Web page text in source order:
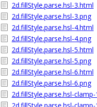
2d.fillStyle.parse.hsl-3.html
2d.fillStyle.parse.hsl-3.png
2d.fillStyle.parse.hsl-4.html
2d.fillStyle.parse.hsl-4.png
2d.fillStyle.parse.hsl-5.html
2d.fillStyle.parse.hsl-5.png
2d.fillStyle.parse.hsl-6.html
2d.fillStyle.parse.hsl-6.png
2d.fillStyle.parse.hsl-